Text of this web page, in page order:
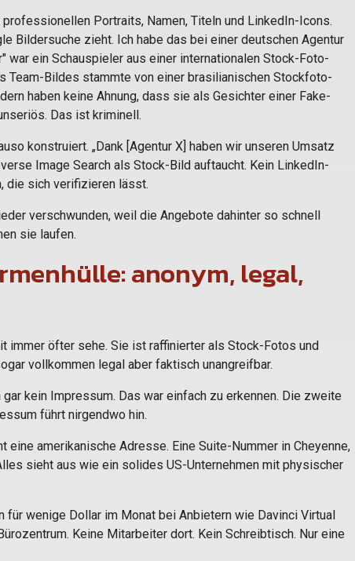
Portraits, Namen, Titeln und LinkedIn-Icons.
Bildersuche zieht. Ich habe das bei einer deutschen Agentur
war ein Schauspieler aus einer internationalen Stock-Foto-
Team-Bildes stammte von einer brasilianischen Stockfoto-
haben keine Ahnung, dass sie als Gesichter einer Fake-
Das ist kriminell.
konstruiert. „Dank [Agentur X] haben wir unseren Umsatz
Image Search als Stock-Bild auftaucht. Kein LinkedIn-
die sich verifizieren lässt.
verschwunden, weil die Angebote dahinter so schnell
sie laufen.
anonym, legal,
immer öfter sehe. Sie ist raffinierter als Stock-Fotos und
vollkommen legal aber faktisch unangreifbar.
kein Impressum. Das war einfach zu erkennen. Die zweite
führt nirgendwo hin.
amerikanische Adresse. Eine Suite-Nummer in Cheyenne,
sieht aus wie ein solides US-Unternehmen mit physischer
wenige Dollar im Monat bei Anbietern wie Davinci Virtual
Keine Mitarbeiter dort. Kein Schreibtisch. Nur eine